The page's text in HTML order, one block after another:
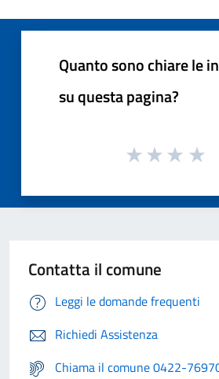
Quanto sono chiare le
su questa pagina?
Contatta il comune
Leggi le domande frequenti
Richiedi Assistenza
Chiama il comune 0422-